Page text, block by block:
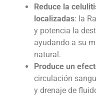
Reduce la
localizadas: la
y potencia la
ayudando a su
natural.
Produce un
circulación
y drenaje de